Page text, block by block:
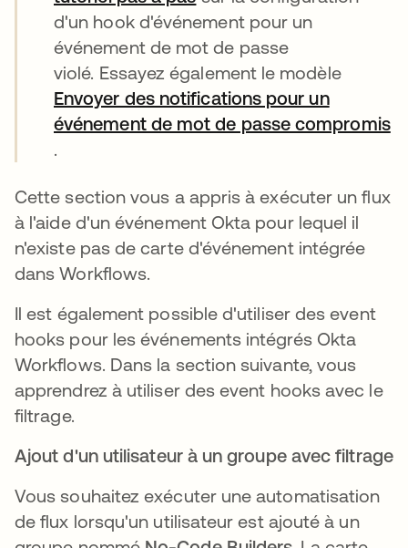
d'un hook d'événement pour un
événement de mot de passe
violé. Essayez également le modèle
Envoyer des notifications pour un
événement de mot de passe compromis
s’ouvre dans un nouvel onglet
.
Cette section vous a appris à exécuter un flux
à l'aide d'un événement Okta pour lequel il
n'existe pas de carte d'événement intégrée
dans Workflows.
Il est également possible d'utiliser des event
hooks pour les événements intégrés Okta
Workflows. Dans la section suivante, vous
apprendrez à utiliser des event hooks avec le
filtrage.
Ajout d'un utilisateur à un groupe avec filtrage
Vous souhaitez exécuter une automatisation
de flux lorsqu'un utilisateur est ajouté à un